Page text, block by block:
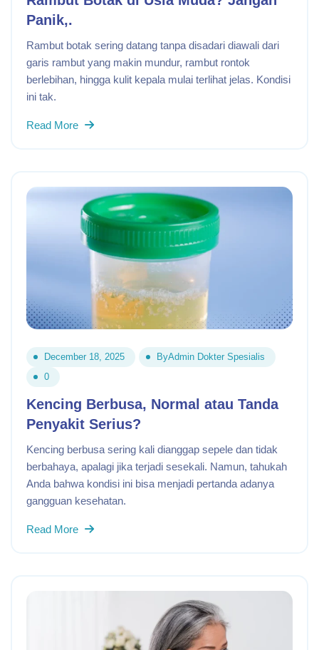
Panik,.
Rambut botak sering datang tanpa disadari diawali dari
garis rambut yang makin mundur, rambut rontok
berlebihan, hingga kulit kepala mulai terlihat jelas. Kondisi
ini tak.
Read More
December 18, 2025 ByAdmin Dokter Spesialis
0
Kencing Berbusa, Normal atau Tanda
Penyakit Serius?
Kencing berbusa sering kali dianggap sepele dan tidak
berbahaya, apalagi jika terjadi sesekali. Namun, tahukah
Anda bahwa kondisi ini bisa menjadi pertanda adanya
gangguan kesehatan.
Read More